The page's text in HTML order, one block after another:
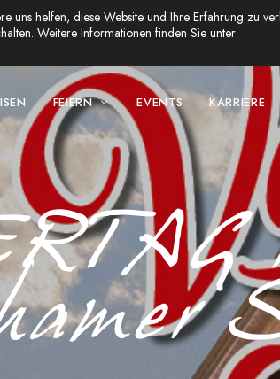
FEIERN EVENTS KARRIERE
uns helfen, diese Website und Ihre Erfahrung zu
Weitere Informationen finden Sie unter